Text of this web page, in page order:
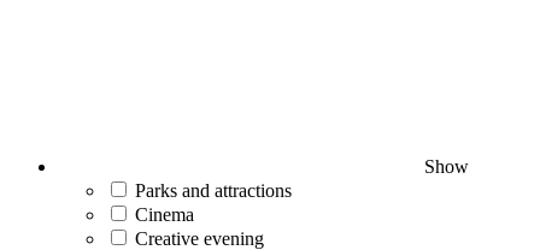
Show
Parks and attractions
Cinema
Creative evening